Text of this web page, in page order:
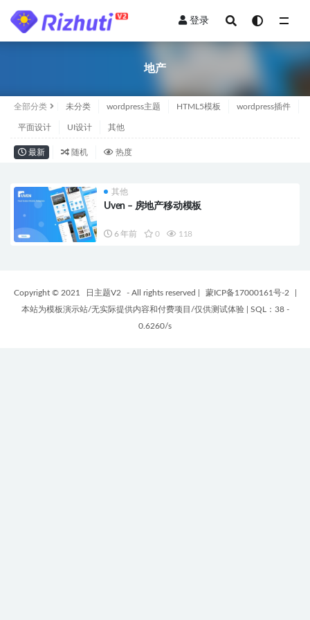
登录
地产
全部分类 未分类 wordpress主题 HTML5模板 wordpress插件
平面设计 UI设计 其他
最新 随机 热度
其他
Uven – 房地产移动模板
6 年前 0 118
Copyright © 2021 日主题V2 - All rights reserved 蒙ICP备17000161号-2
本站为模板演示站/无实际提供内容和付费项目/仅供测试体验
SQL：38 -
0.6260/s